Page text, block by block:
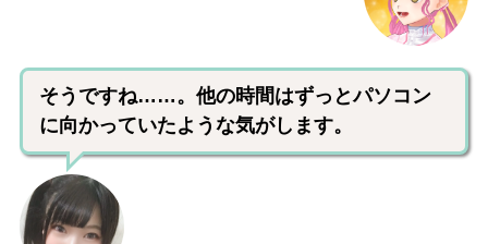
そうですね……。他の時間はずっとパソコン
に向かっていたような気がします。